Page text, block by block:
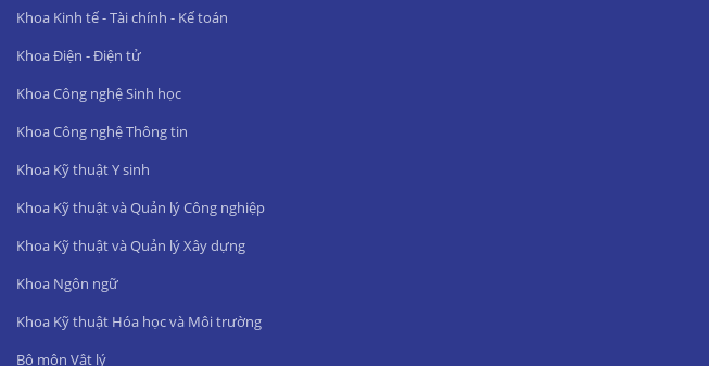
Khoa Kinh tế - Tài chính - Kế toán
Khoa Điện - Điện tử
Khoa Công nghệ Sinh học
Khoa Công nghệ Thông tin
Khoa Kỹ thuật Y sinh
Khoa Kỹ thuật và Quản lý Công nghiệp
Khoa Kỹ thuật và Quản lý Xây dựng
Khoa Ngôn ngữ
Khoa Kỹ thuật Hóa học và Môi trường
Bộ môn Vật lý